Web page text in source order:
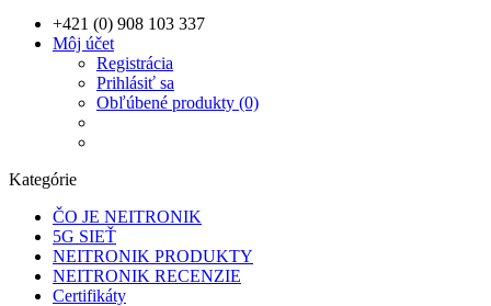
+421 (0) 908 103 337
Môj účet
Registrácia
Prihlásiť sa
Obľúbené produkty (0)
Kategórie
ČO JE NEITRONIK
5G SIEŤ
NEITRONIK PRODUKTY
NEITRONIK RECENZIE
Certifikáty